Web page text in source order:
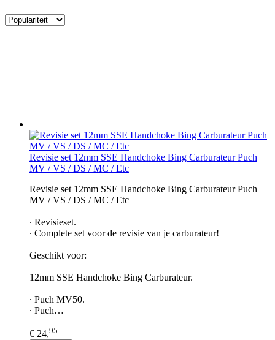
Revisie set 12mm SSE Handchoke Bing Carburateur Puch
MV / VS / DS / MC / Etc
Revisie set 12mm SSE Handchoke Bing Carburateur Puch
MV / VS / DS / MC / Etc
∙ Revisieset.
∙ Complete set voor de revisie van je carburateur!
Geschikt voor:
12mm SSE Handchoke Bing Carburateur.
∙ Puch MV50.
∙ Puch…
€ 24,95